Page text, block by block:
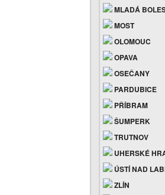
MLADÁ
MOST
OLOMOUC
OPAVA
OSEČANY
PARDUBICE
PŘÍBRAM
ŠUMPERK
TRUTNOV
UHERSKÉ
ÚSTÍ NAD
ZLÍN